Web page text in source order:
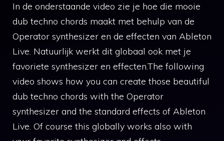
In de onderstaande video zie je hoe die mooie
dub techno chords maakt met behulp van de
Operator synthesizer en de effecten van Ableton
Live. Natuurlijk werkt dit globaal ook met je
favoriete synthesizer en effecten.The following
video shows how you can create those beautiful
dub techno chords with the Operator
synthesizer and the standard effects of Ableton
Live. Of course this globally works also with